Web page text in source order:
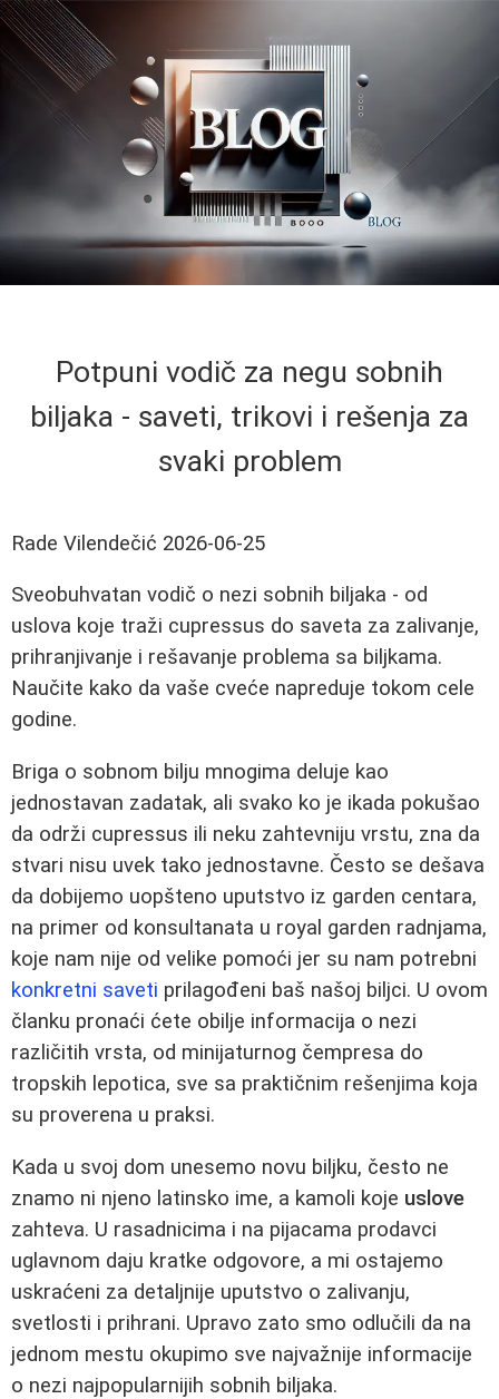
Potpuni vodič za negu sobnih
biljaka - saveti, trikovi i rešenja za
svaki problem
Rade Vilendečić 2026-06-25
Sveobuhvatan vodič o nezi sobnih biljaka - od
uslova koje traži cupressus do saveta za zalivanje,
prihranjivanje i rešavanje problema sa biljkama.
Naučite kako da vaše cveće napreduje tokom cele
godine.
Briga o sobnom bilju mnogima deluje kao
jednostavan zadatak, ali svako ko je ikada pokušao
da održi cupressus ili neku zahtevniju vrstu, zna da
stvari nisu uvek tako jednostavne. Često se dešava
da dobijemo uopšteno uputstvo iz garden centara,
na primer od konsultanata u royal garden radnjama,
koje nam nije od velike pomoći jer su nam potrebni
konkretni saveti prilagođeni baš našoj biljci. U ovom
članku pronaći ćete obilje informacija o nezi
različitih vrsta, od minijaturnog čempresa do
tropskih lepotica, sve sa praktičnim rešenjima koja
su proverena u praksi.
Kada u svoj dom unesemo novu biljku, često ne
znamo ni njeno latinsko ime, a kamoli koje uslove
zahteva. U rasadnicima i na pijacama prodavci
uglavnom daju kratke odgovore, a mi ostajemo
uskraćeni za detaljnije uputstvo o zalivanju,
svetlosti i prihrani. Upravo zato smo odlučili da na
jednom mestu okupimo sve najvažnije informacije
o nezi najpopularnijih sobnih biljaka.